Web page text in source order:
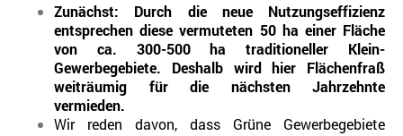
Zunächst: Durch die neue Nutzungseffizienz
entsprechen diese vermuteten 50 ha einer Fläche
von ca. 300-500 ha traditioneller Klein-
Gewerbegebiete. Deshalb wird hier Flächenfraß
weiträumig für die nächsten Jahrzehnte
vermieden.
Wir reden davon, dass Grüne Gewerbegebiete